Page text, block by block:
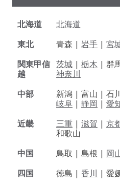
北海道
北海道
東北
青森 | 岩手 | 宮
関東甲信
越
茨城 | 栃木 | 群
神奈川
中部
新潟 | 富山 | 石
岐阜 | 静岡 | 愛
近畿
三重 | 滋賀 | 京
和歌山
中国
鳥取 | 島根 | 岡
四国
徳島 | 香川 | 愛